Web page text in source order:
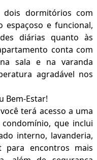
dois dormitórios com
espaçoso e funcional,
diárias quanto às
conta com
sala e na varanda
agradável nos
Bem-Estar!
terá acesso a uma
que inclui
interno, lavanderia,
para encontros mais